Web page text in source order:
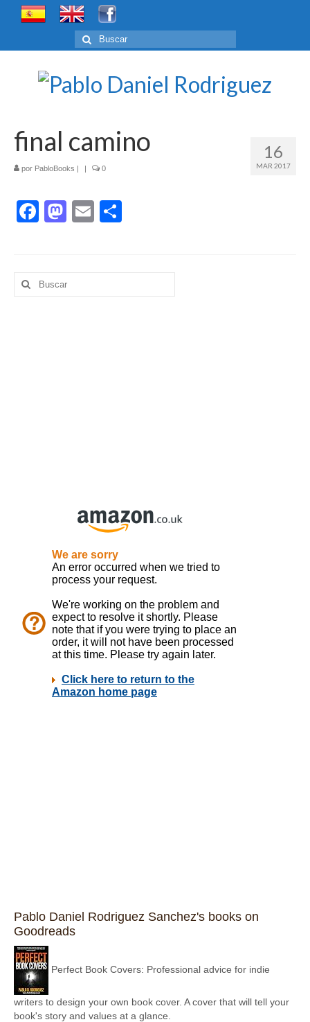
Buscar
por:
16
MAR 2017
final camino
por PabloBooks | | 0
Facebook
Mastodon
Email
Buscar
por:
Pablo Daniel Rodriguez Sanchez's books on
Goodreads
Perfect Book Covers: Professional advice for indie
writers to design your own book cover. A cover that will tell your
book's story and values at a glance.